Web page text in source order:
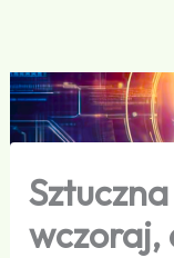
wczoraj,